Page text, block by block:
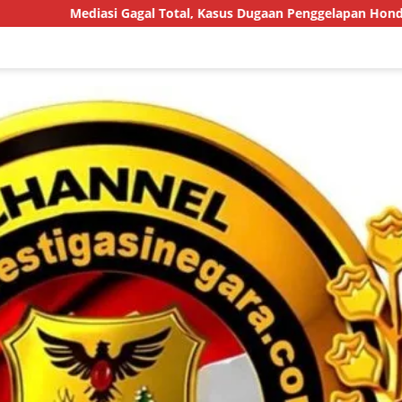
Total, Kasus Dugaan Penggelapan Honda HR-V Rp130 Juta